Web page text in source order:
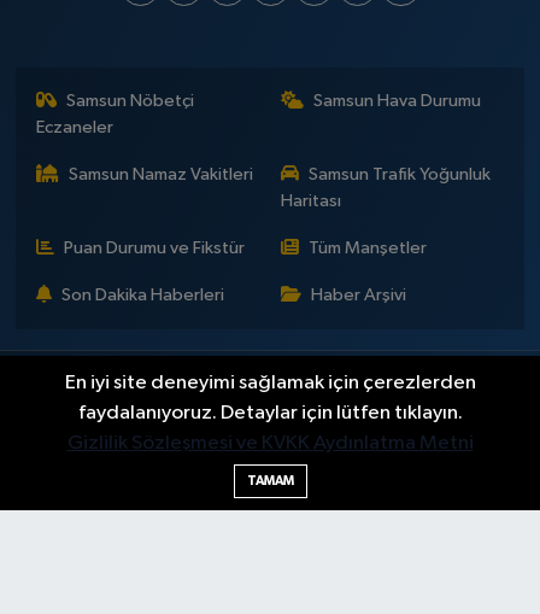
Samsun Nöbetçi
Eczaneler
Samsun Hava Durumu
Samsun Namaz Vakitleri
Samsun Trafik Yoğunluk
Haritası
Puan Durumu ve Fikstür Tüm Manşetler
Son Dakika Haberleri Haber Arşivi
İLETİŞİM KÜNYE
Gizlilik Sözleşmesi
Yayın Politikaları ve Kullanım Şartları
Yayın İlkeleri
Hakkımızda
Okan Çakır kimdir?
BİLİM DÜNYA EĞİTİM EKONOMİ
GENEL
SAMSUNSPOR KÜLTÜR - SANAT
SAMSUN HABER
En iyi site deneyimi sağlamak için çerezlerden
faydalanıyoruz. Detaylar için lütfen tıklayın.
Gizlilik Sözleşmesi ve KVKK Aydınlatma Metni
TAMAM